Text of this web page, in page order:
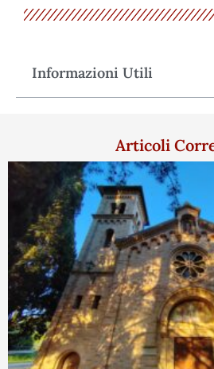
Informazioni Utili
Articoli